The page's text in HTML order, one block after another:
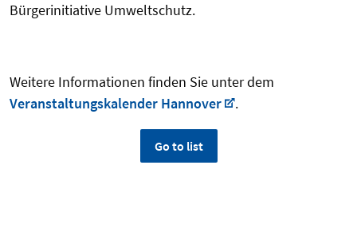
Bürgerinitiative Umweltschutz.
Weitere Informationen finden Sie unter dem
Veranstaltungskalender Hannover
.
Go to list